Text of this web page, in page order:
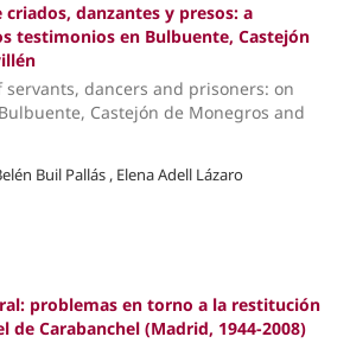
danzantes y presos: a
testimonios en Bulbuente, Castejón
dancers and prisoners: on
Castejón de Monegros and
Buil Pallás , Elena Adell Lázaro
problemas en torno a la restitución
de Carabanchel (Madrid, 1944-2008)